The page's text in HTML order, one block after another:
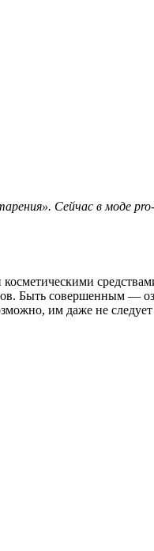
Сейчас в моде
Быть совершенным —
им даже не следует